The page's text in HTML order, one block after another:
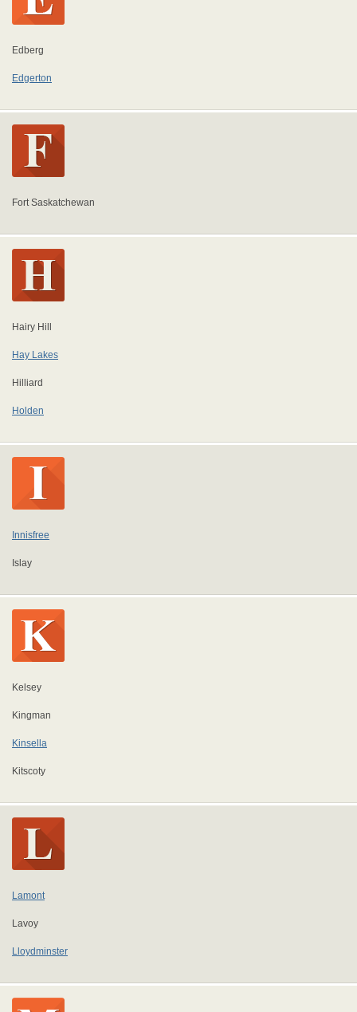
Edberg
Edgerton
Fort Saskatchewan
Hairy Hill
Hay Lakes
Hilliard
Holden
Innisfree
Islay
Kelsey
Kingman
Kinsella
Kitscoty
Lamont
Lavoy
Lloydminster